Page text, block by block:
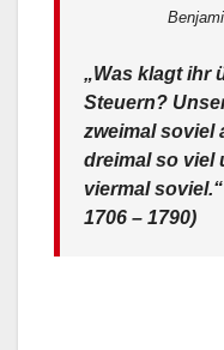
„Was klagt ihr
Steuern?
zweimal soviel
dreimal so viel
viermal
1706 – 1790)